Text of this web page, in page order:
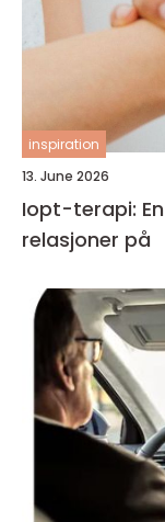
inspiration
13. June 2026
Iopt-terapi:
relasjoner på